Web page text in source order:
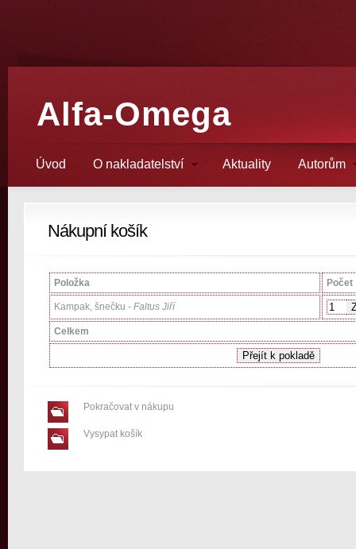
Alfa-Omega
Úvod O nakladatelství Aktuality Autorům
Nákupní košík
Položka Počet
Kampak, šnečku - Faltus Jiří
Celkem
Pokračovat v nákupu
Vysypat košík